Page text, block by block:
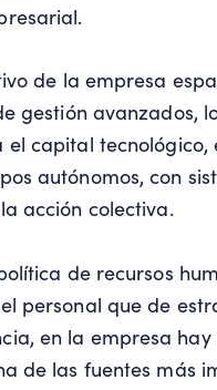
de la empresa
gestión avanzados,
el capital
autónomos, con
acción colectiva.
de recursos
personal que de
en la empresa
de las fuentes más